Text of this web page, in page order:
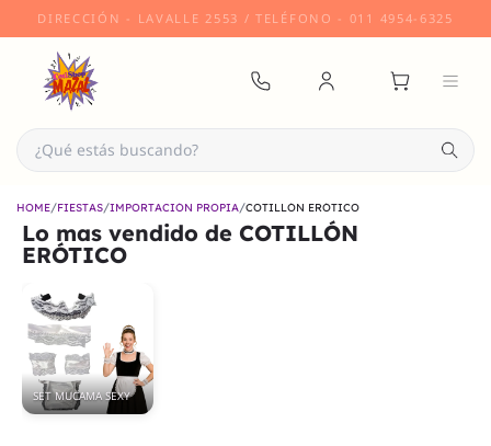
DIRECCIÓN - LAVALLE 2553 /TELÉFONO - 011 4954-6325
HOME/FIESTAS/IMPORTACIÓN PROPIA/COTILLÓN ERÓTICO
Lo mas vendido de COTILLÓN
ERÓTICO
SET MUCAMA SEXY